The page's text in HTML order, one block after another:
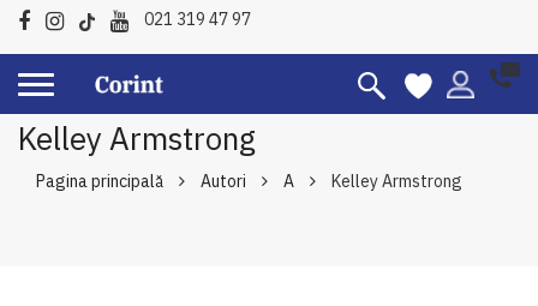
021 319 47 97
Kelley Armstrong
Pagina principală Autori A Kelley Armstrong